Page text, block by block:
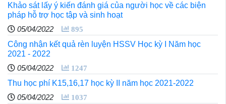
Khảo sát lấy ý kiến đánh giá của người học về các biện
pháp hỗ trợ học tập và sinh hoạt
05/04/2022
895
Công nhận kết quả rèn luyện HSSV Học kỳ I Năm học
2021 - 2022
05/04/2022
1247
Thu học phí K15,16,17 học kỳ II năm học 2021-2022
05/04/2022
1037